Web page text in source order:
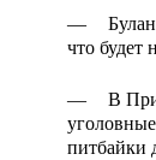
—
что будет
—
В
питбайки